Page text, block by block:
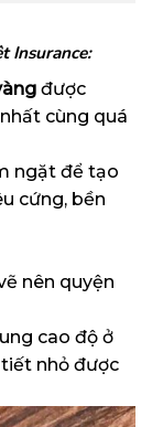
Insurance:
được
cùng quá
ngặt để tạo
cứng, bền
nên quyện
cao độ ở
nhỏ được